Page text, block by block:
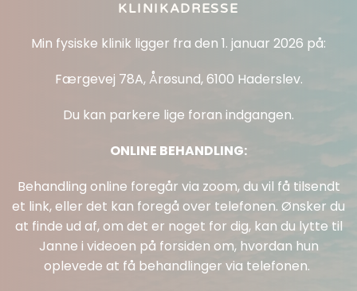
KLINIKADRESSE
Min fysiske klinik ligger fra den 1. januar 2026 på:
Færgevej 78A, Årøsund, 6100 Haderslev.
Du kan parkere lige foran indgangen.
ONLINE BEHANDLING:
Behandling online foregår via zoom, du vil få tilsendt
et link, eller det kan foregå over telefonen. Ønsker du
at finde ud af, om det er noget for dig, kan du lytte til
Janne i videoen på forsiden om, hvordan hun
oplevede at få behandlinger via telefonen.